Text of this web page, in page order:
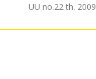
UU no.22 th. 2009.